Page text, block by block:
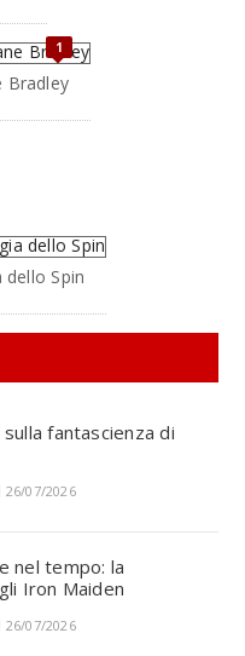
1
Bradley
Spin
fantascienza di
26/07/2026
nel tempo: la
Iron Maiden
26/07/2026